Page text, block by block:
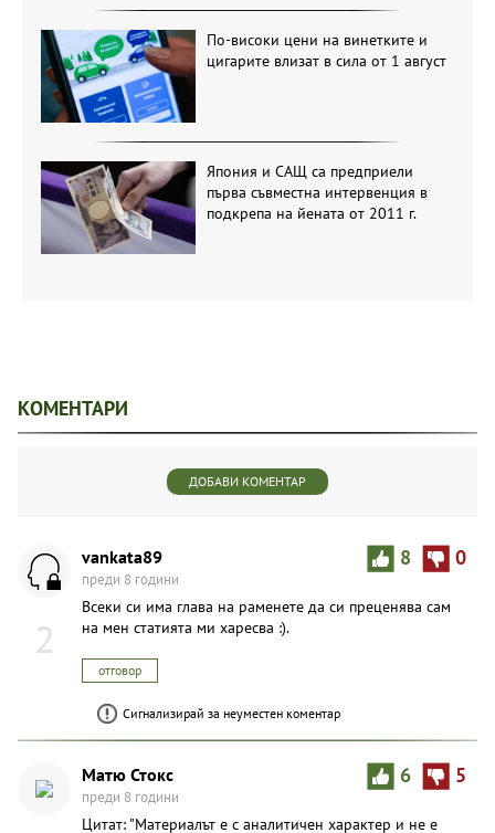
По-високи цени на винетките и
цигарите влизат в сила от 1 август
Япония и САЩ са предприели
първа съвместна интервенция в
подкрепа на йената от 2011 г.
КОМЕНТАРИ
ДОБАВИ КОМЕНТАР
2
8 0
vankata89
преди 8 години
Всеки си има глава на раменете да си преценява сам
на мен статията ми харесва :).
отговор
Сигнализирай за неуместен коментар
6 5
Матю Стокс
преди 8 години
Цитат: "Материалът е с аналитичен характер и не е